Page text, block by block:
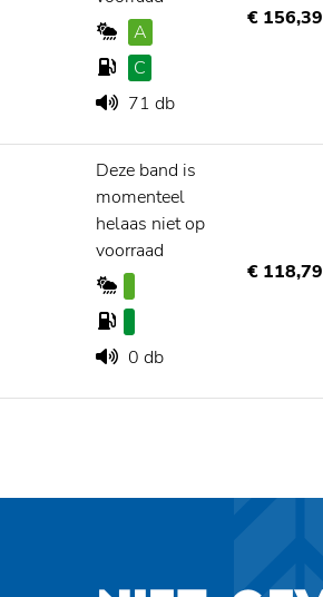
A
C
71 db
€ 156,39
Deze band is
momenteel
helaas niet op
voorraad
0 db
€ 118,79